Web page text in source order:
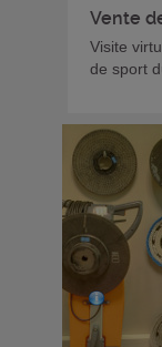
Vente
Visite
de sport